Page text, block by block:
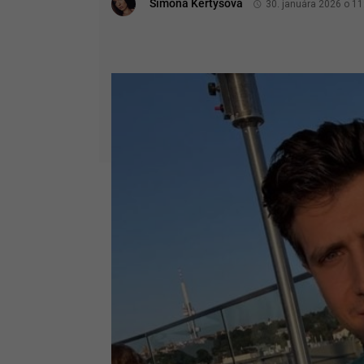
Simona Kertysová 30. januára 2026 o